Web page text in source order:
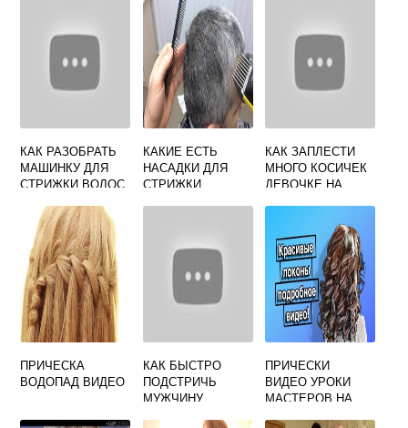
КАК РАЗОБРАТЬ
МАШИНКУ ДЛЯ
СТРИЖКИ ВОЛОС
КАКИЕ ЕСТЬ
НАСАДКИ ДЛЯ
СТРИЖКИ
КАК ЗАПЛЕСТИ
МНОГО КОСИЧЕК
ДЕВОЧКЕ НА
ДОМАШНИХ
УСЛОВИЯХ
ПРИЧЕСКА
ВОДОПАД ВИДЕО
КАК БЫСТРО
ПОДСТРИЧЬ
МУЖЧИНУ
ПРИЧЕСКИ
ВИДЕО УРОКИ
МАСТЕРОВ НА